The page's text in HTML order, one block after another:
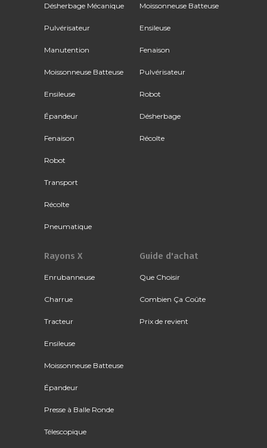
Désherbage Mécanique
Pulvérisateur
Manutention
Moissonneuse Batteuse
Ensileuse
Épandeur
Fenaison
Robot
Transport
Récolte
Pneumatique
Moissonneuse Batteuse
Ensileuse
Fenaison
Pulvérisateur
Robot
Désherbage
Récolte
Rayons X
Enrubanneuse
Charrue
Tracteur
Ensileuse
Moissonneuse Batteuse
Épandeur
Presse à Balle Ronde
Télescopique
Guide d'achat
Que Choisir
Combien Ça Coûte
Prix de revient